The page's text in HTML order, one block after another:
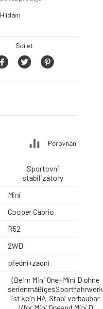
Hlídání
Sdílet
Porovnání
Sportovní
stabilizátory
Mini
Cooper Cabrio
R52
2WD
přední+zadní
(Beim Mini One+Mini D ohne
serienmäßigesSportfahrwerk
ist kein HA-Stabi verbaubar